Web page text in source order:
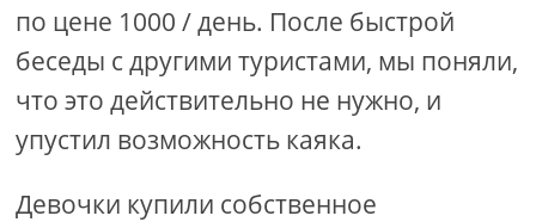
по цене 1000 / день. После быстрой
беседы с другими туристами, мы поняли,
что это действительно не нужно, и
упустил возможность каяка.
Девочки купили собственное